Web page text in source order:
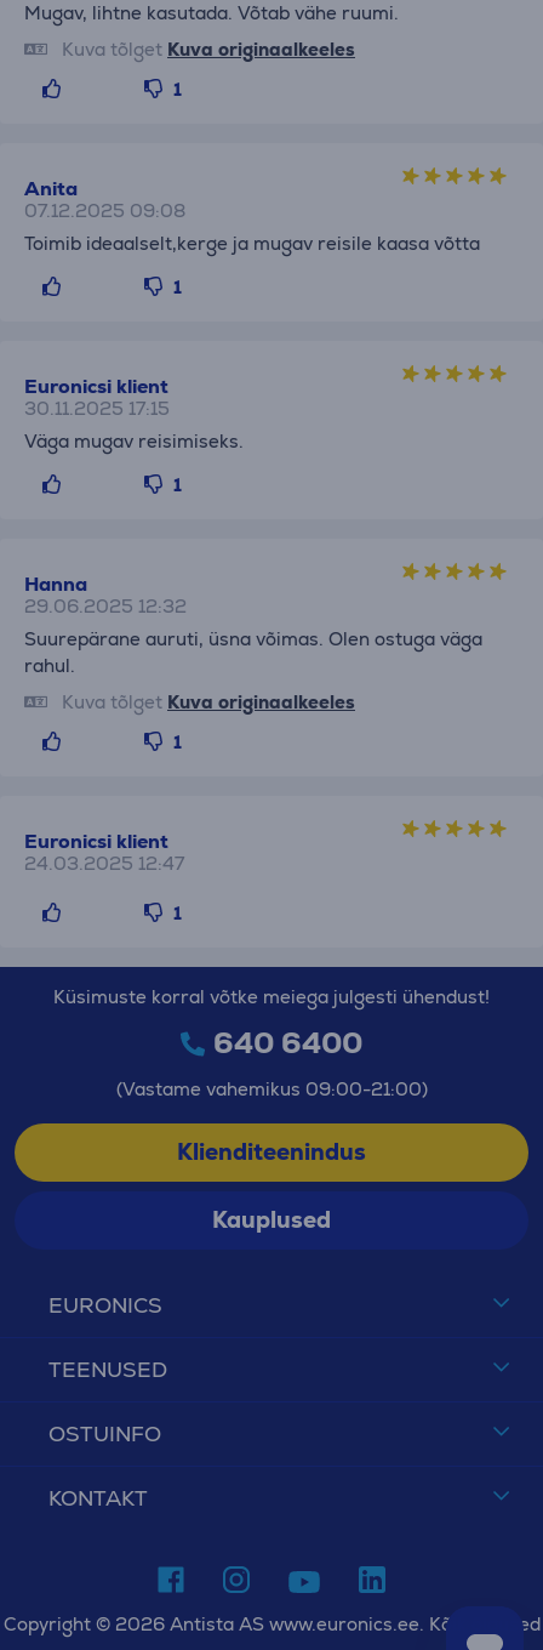
Mugav, lihtne kasutada. Võtab vähe ruumi.
Kuva tõlget Kuva originaalkeeles
1
Anita
07.12.2025 09:08
Toimib ideaalselt,kerge ja mugav reisile kaasa võtta
1
Euronicsi klient
30.11.2025 17:15
Väga mugav reisimiseks.
1
Hanna
29.06.2025 12:32
Suurepärane auruti, üsna võimas. Olen ostuga väga
rahul.
Kuva tõlget Kuva originaalkeeles
1
Euronicsi klient
24.03.2025 12:47
1
EURONICS
TEENUSED
OSTUINFO
KONTAKT
Küsimuste korral võtke meiega julgesti ühendust!
640 6400
(Vastame vahemikus 09:00-21:00)
Klienditeenindus
Kauplused
Copyright © 2026 Antista AS www.euronics.ee. Kõik õigused